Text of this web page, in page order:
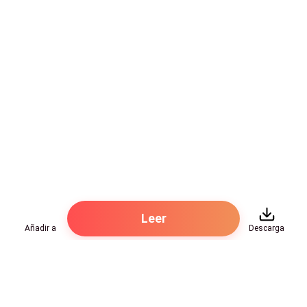
Añadir a
Leer
Descarga